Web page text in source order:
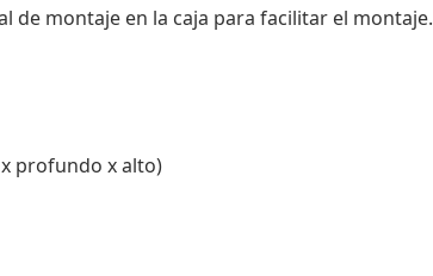
de montaje en la caja para facilitar el montaje.
x profundo x alto)